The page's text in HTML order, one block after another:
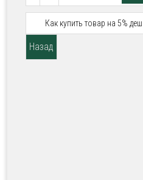
Как купить товар на 5%